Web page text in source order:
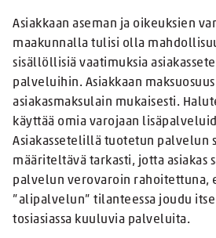
Asiakkaan aseman ja oikeuksien
maakunnalla tulisi olla
sisällöllisiä vaatimuksia
palveluihin. Asiakkaan
asiakasmaksulain mukaisesti.
käyttää omia varojaan
Asiakassetelillä tuotetun palvelun
määriteltävä tarkasti, jotta asiakas
palvelun verovaroin rahoitettuna,
”alipalvelun” tilanteessa joudu
tosiasiassa kuuluvia palveluita.